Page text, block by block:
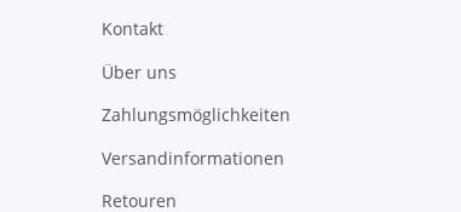
Kontakt
Über uns
Zahlungsmöglichkeiten
Versandinformationen
Retouren